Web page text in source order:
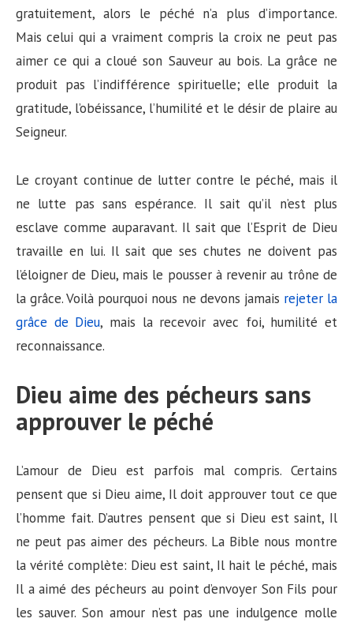
gratuitement, alors le péché n’a plus d’importance.
Mais celui qui a vraiment compris la croix ne peut pas
aimer ce qui a cloué son Sauveur au bois. La grâce ne
produit pas l’indifférence spirituelle; elle produit la
gratitude, l’obéissance, l’humilité et le désir de plaire au
Seigneur.
Le croyant continue de lutter contre le péché, mais il
ne lutte pas sans espérance. Il sait qu’il n’est plus
esclave comme auparavant. Il sait que l’Esprit de Dieu
travaille en lui. Il sait que ses chutes ne doivent pas
l’éloigner de Dieu, mais le pousser à revenir au trône de
la grâce. Voilà pourquoi nous ne devons jamais rejeter la
grâce de Dieu, mais la recevoir avec foi, humilité et
reconnaissance.
Dieu aime des pécheurs sans
approuver le péché
L’amour de Dieu est parfois mal compris. Certains
pensent que si Dieu aime, Il doit approuver tout ce que
l’homme fait. D’autres pensent que si Dieu est saint, Il
ne peut pas aimer des pécheurs. La Bible nous montre
la vérité complète: Dieu est saint, Il hait le péché, mais
Il a aimé des pécheurs au point d’envoyer Son Fils pour
les sauver. Son amour n’est pas une indulgence molle